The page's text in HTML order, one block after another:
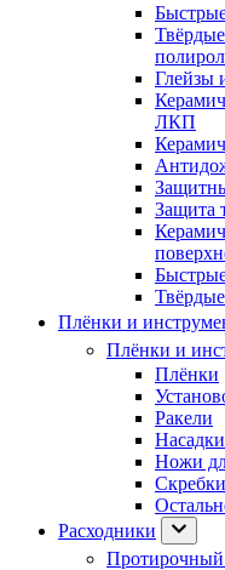
Глейзы
ЛКП
Защита
Плёнки и
Плёнки и
Плёнки
Ракели
Ножи
Расходники
Протирочный